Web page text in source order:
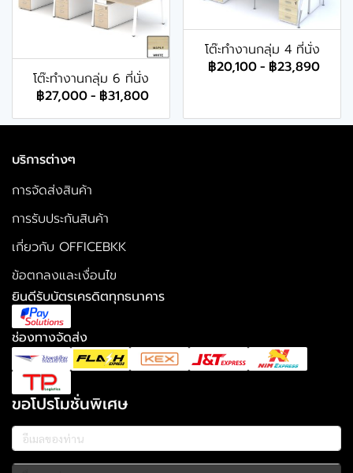
โต๊ะทำงานกลุ่ม 6 ที่นั่ง
฿27,000- ฿31,800
โต๊ะทำงานกลุ่ม 4 ที่นั่ง
฿20,100- ฿23,890
บริการต่างๆ
การจัดส่งสินค้า
การรับประกันสินค้า
เกี่ยวกับ OFFICEBKK
ข้อตกลงและเงื่อนไข
ยินดีรับบัตรเครดิตทุกธนาคาร
ช่องทางจัดส่ง
ขอโปรโมชั่นพิเศษ